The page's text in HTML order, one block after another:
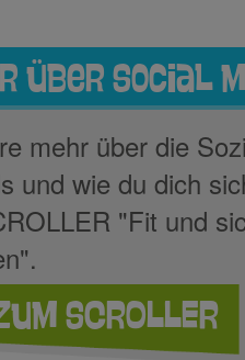
über Social
mehr über die
und wie du dich
"Fit und
SCROLLER